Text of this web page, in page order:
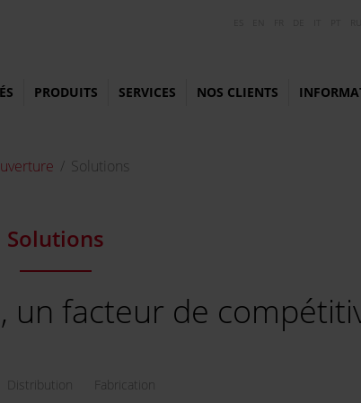
PRODUITS SERVICES NOS CLIENTS
Solutions
Solutions
un facteur de
Distribution Fabrication